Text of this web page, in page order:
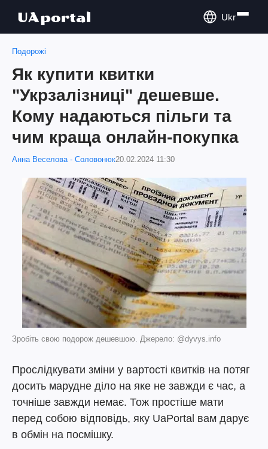
Ukr
Подорожі
Як купити квитки
"Укрзалізниці" дешевше.
Кому надаються пільги та
чим краща онлайн-покупка
Анна Веселова - Соловонюк20.02.2024 11:30
Зробіть свою подорож дешевшою. Джерело: @dyvys.info
Прослідкувати зміни у вартості квитків на потяг
досить марудне діло на яке не завжди є час, а
точніше завжди немає. Тож простіше мати
перед собою відповідь, яку UaPortal вам дарує
в обмін на посмішку.